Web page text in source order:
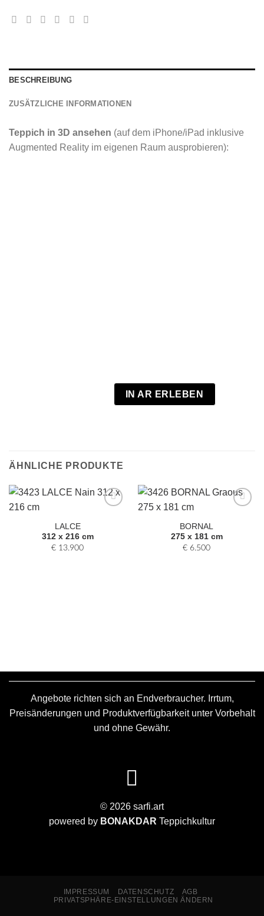
BESCHREIBUNG
ZUSÄTZLICHE INFORMATIONEN
Teppich in 3D ansehen (auf dem iPhone/iPad inklusive
Augmented Reality im eigenen Raum ausprobieren):
IN AR ERLEBEN
ÄHNLICHE PRODUKTE
LALCE
312 x 216 cm
€ 13.900
BORNAL
275 x 181 cm
€ 6.500
Angebote richten sich an Endverbraucher. Irrtum,
Preisänderungen und Produktverfügbarkeit unter Vorbehalt
und ohne Gewähr.
© 2026 sarfi.art
powered by BONAKDAR Teppichkultur
IMPRESSUM DATENSCHUTZ
AGB
PRIVATSPHÄRE-EINSTELLUNGEN ÄNDERN